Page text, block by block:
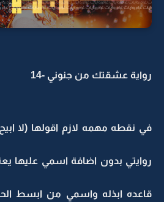
رواية عشقتك من جنوني -14
في نقطه مهمه لازم اقولها (لا
روايتي بدون اضافة اسمي عليها
قاعده ابذله واسمي من ابسط